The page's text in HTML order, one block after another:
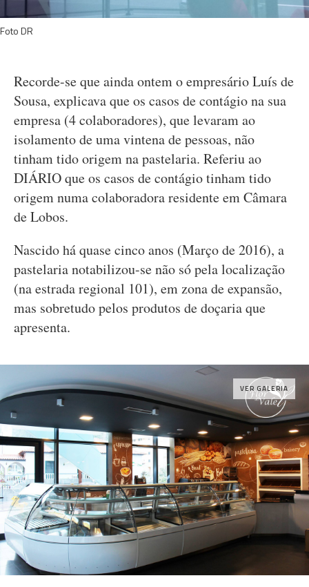
Foto DR
Recorde-se que ainda ontem o empresário Luís de
Sousa, explicava que os casos de contágio na sua
empresa (4 colaboradores), que levaram ao
isolamento de uma vintena de pessoas, não
tinham tido origem na pastelaria. Referiu ao
DIÁRIO que os casos de contágio tinham tido
origem numa colaboradora residente em Câmara
de Lobos.
Nascido há quase cinco anos (Março de 2016), a
pastelaria notabilizou-se não só pela localização
(na estrada regional 101), em zona de expansão,
mas sobretudo pelos produtos de doçaria que
apresenta.
VER GALERIA